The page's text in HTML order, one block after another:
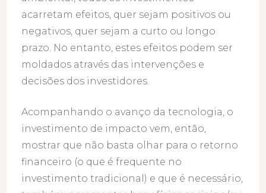
acarretam efeitos, quer sejam positivos ou
negativos, quer sejam a curto ou longo
prazo. No entanto, estes efeitos podem ser
moldados através das intervenções e
decisões dos investidores.
Acompanhando o avanço da tecnologia, o
investimento de impacto vem, então,
mostrar que não basta olhar para o retorno
financeiro (o que é frequente no
investimento tradicional) e que é necessário,